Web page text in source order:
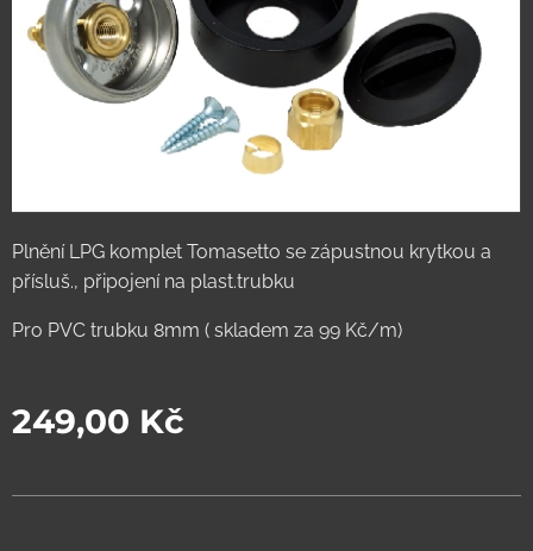
Plnění LPG komplet Tomasetto se zápustnou krytkou a
přísluš., připojení na plast.trubku
Pro PVC trubku 8mm ( skladem za 99 Kč/m)
249,00 Kč